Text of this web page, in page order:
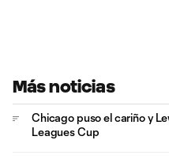
Más noticias
Chicago puso el cariño y
Leagues Cup